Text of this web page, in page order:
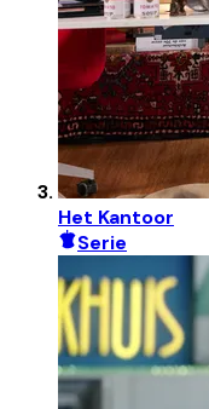
Het Kantoor
Serie